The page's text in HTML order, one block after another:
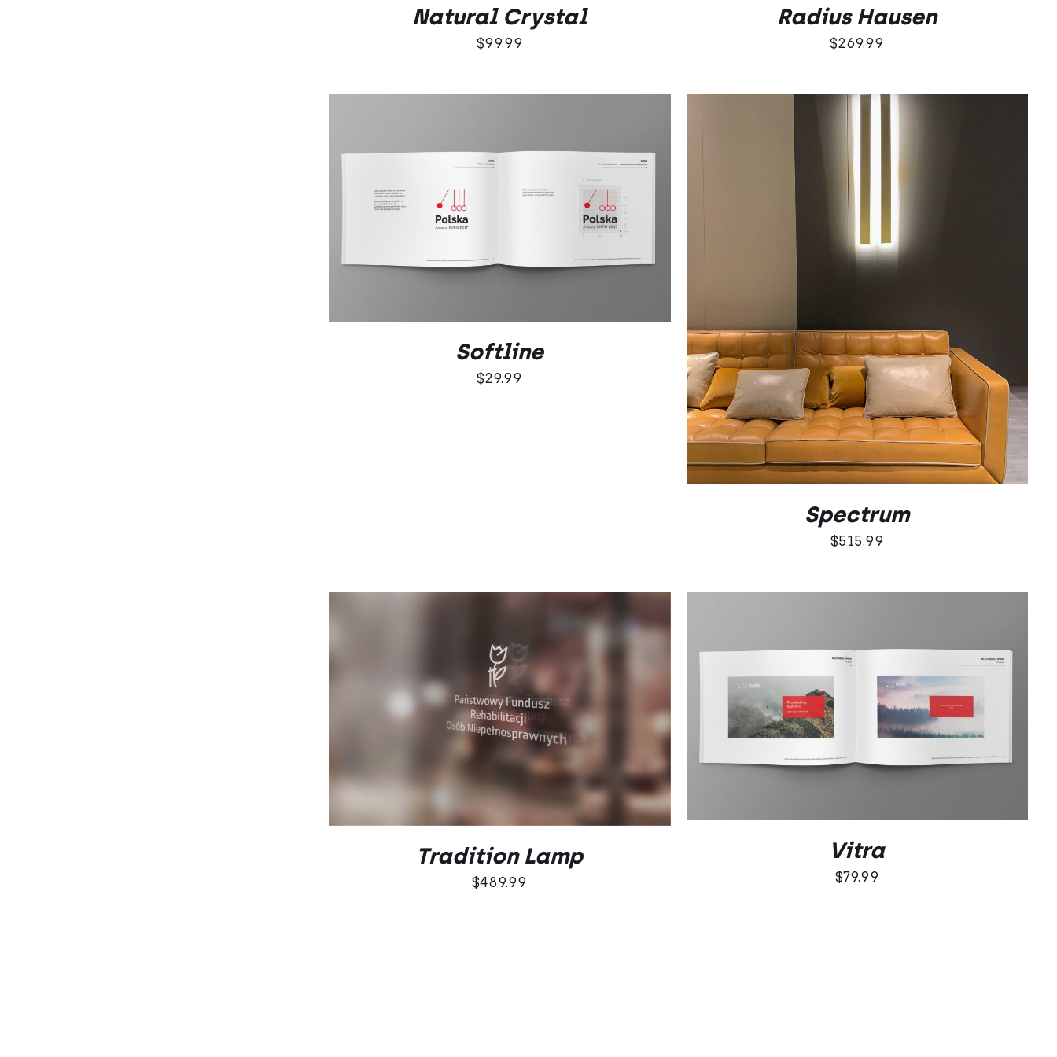
Natural Crystal
$99.99
Radius Hausen
$269.99
DODAJ DO KOSZYKA QUICK VIEW
Softline
$29.99
Spectrum
$515.99
DODAJ DO KOSZYKA / QUICK VIEW
Tradition Lamp
$489.99
DODAJ DO KOSZYKA / QUICK VIEW
Vitra
$79.99